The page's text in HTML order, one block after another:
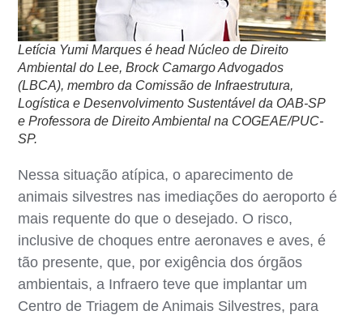
Letícia Yumi Marques é head Núcleo de Direito
Ambiental do Lee, Brock Camargo Advogados
(LBCA), membro da Comissão de Infraestrutura,
Logística e Desenvolvimento Sustentável da OAB-SP
e Professora de Direito Ambiental na COGEAE/PUC-
SP.
Nessa situação atípica, o aparecimento de
animais silvestres nas imediações do aeroporto é
mais requente do que o desejado. O risco,
inclusive de choques entre aeronaves e aves, é
tão presente, que, por exigência dos órgãos
ambientais, a Infraero teve que implantar um
Centro de Triagem de Animais Silvestres, para